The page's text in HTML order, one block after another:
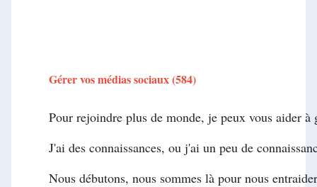
Gérer vos médias sociaux (584)
Pour rejoindre plus de monde, je peux vous aider à
J'ai des connaissances, ou j'ai un peu de
Nous débutons, nous sommes là pour nous